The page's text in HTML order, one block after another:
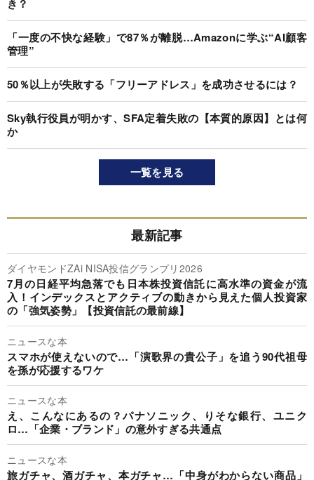
き？
「一度の不快な経験」で87％が離脱…Amazonに学ぶ“AI顧客
管理”
50％以上が失敗する「フリーアドレス」を成功させるには？
Sky執行役員が明かす、SFA定着失敗の【本質的原因】とは何
か
一覧を見る
最新記事
ダイヤモンドZAi NISA投信グランプリ2026
7月の日経平均急落でも日本株投資信託に高水準の資金が流
入！インデックスとアクティブの動きから見えた個人投資家
の「強気姿勢」【投資信託の最前線】
ニュースな本
スマホが使えないので…「演歌界の貴公子」を追う90代祖母
を孫が応援するワケ
ニュースな本
え、こんなにあるの？パナソニック、りそな銀行、ユニク
ロ…「企業・ブランド」の意外すぎる共通点
ニュースな本
旅ガチャ、酒ガチャ、本ガチャ…「中身がわからない商品」